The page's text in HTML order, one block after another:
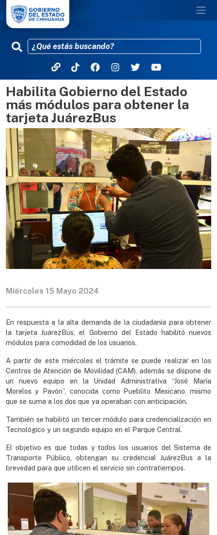
Pasar al contenido principal
Habilita Gobierno del Estado
más módulos para obtener la
tarjeta JuárezBus
Miércoles 15 Mayo 2024
En respuesta a la alta demanda de la ciudadanía para obtener
la tarjeta JuárezBus, el Gobierno del Estado habilitó nuevos
módulos para comodidad de los usuarios.
A partir de este miércoles el trámite se puede realizar en los
Centros de Atención de Movilidad (CAM), además se dispone de
un nuevo equipo en la Unidad Administrativa “José María
Morelos y Pavón”, conocida como Pueblito Mexicano, mismo
que se suma a los dos que ya operaban con anticipación.
También se habilitó un tercer módulo para credencialización en
Tecnológico y un segundo equipo en el Parque Central.
El objetivo es que todas y todos los usuarios del Sistema de
Transporte Público, obtengan su credencial JuárezBus a la
brevedad para que utilicen el servicio sin contratiempos.